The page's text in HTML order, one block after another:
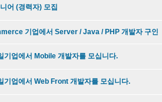
어 (경력자) 모집
기업에서 Server / Java / PHP 개발자 구인
기업에서 Mobile 개발자를 모십니다.
기업에서 Web Front 개발자를 모십니다.